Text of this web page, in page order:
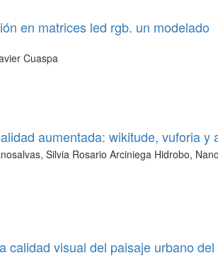
en matrices led rgb. un modelado
Cuaspa
aumentada: wikitude, vuforia y
Silvia Rosario Arciniega Hidrobo,
calidad visual del paisaje urbano del